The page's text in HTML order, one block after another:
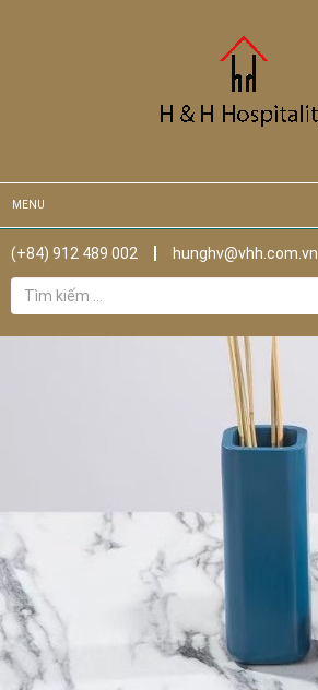
MENU
(+84) 912 489 002
hunghv@vhh.com.vn
Tìm
kiếm
cho: